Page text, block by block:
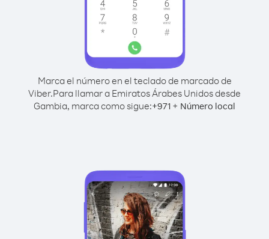
Marca el número en el teclado de marcado de
Viber.Para llamar a Emiratos Árabes Unidos desde
Gambia, marca como sigue:+971 + Número local